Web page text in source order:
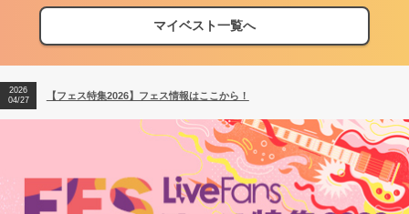
マイベスト一覧へ
【フェス特集2026】フェス情報はここから！
【ライブ動員ランキング】2026年上半期編発表！
2026
04/27
【フェス特集2026】フェス情報はここから！
2026
【ライブ動員ランキング】2026年上半期編発表！